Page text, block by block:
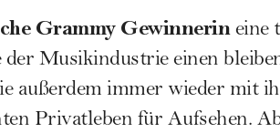
Grammy Gewinnerineine
Musikindustrie einen
außerdem immer wieder mit
Privatleben für Aufsehen.